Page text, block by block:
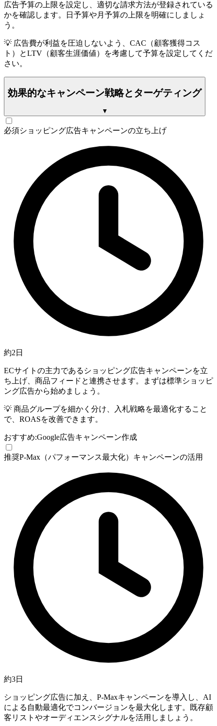
広告予算の上限を設定し、適切な請求方法が登録されている
かを確認します。日予算や月予算の上限を明確にしましょ
う。
💡 広告費が利益を圧迫しないよう、CAC（顧客獲得コス
ト）とLTV（顧客生涯価値）を考慮して予算を設定してくだ
さい。
効果的なキャンペーン戦略とターゲティング
▼
必須ショッピング広告キャンペーンの立ち上げ
約2日
ECサイトの主力であるショッピング広告キャンペーンを立
ち上げ、商品フィードと連携させます。まずは標準ショッピ
ング広告から始めましょう。
💡 商品グループを細かく分け、入札戦略を最適化すること
で、ROASを改善できます。
おすすめ:Google広告キャンペーン作成
推奨P-Max（パフォーマンス最大化）キャンペーンの活用
約3日
ショッピング広告に加え、P-Maxキャンペーンを導入し、AI
による自動最適化でコンバージョンを最大化します。既存顧
客リストやオーディエンスシグナルを活用しましょう。